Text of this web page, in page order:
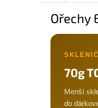
Ořechy
70g
Menší
do